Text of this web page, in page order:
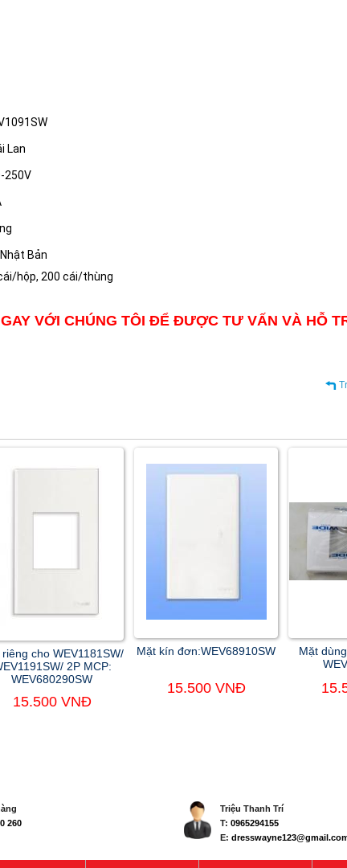
Lan
250V
Bản
hộp, 200 cái/thùng
VỚI CHÚNG TÔI ĐỂ ĐƯỢC TƯ VẤN VÀ HỖ
riêng cho WEV1181SW/
2P MCP:
WEV680290SW
15.500 VNĐ
Mặt kín đơn:WEV68910SW
15.500 VNĐ
Mặt
260
Triệu Thanh Trí
T: 0965294155
E: